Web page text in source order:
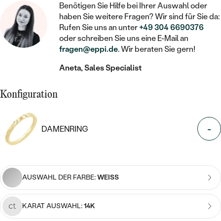
MIT FÜLLUNG
IM SET
LAB GROWN DIAMANTEN ZUM
EINFASSEN
FARBIGE DIAMANTEN ZUM EINFASSEN
MIT DIAMANT
MIT LAB GROWN DIAMANT
MIT FARBIGEN DIAMANTEN
MIT SCHWARZEN DIAMANTEN
SCHMUCK FÜR KINDER
BROSCHEN
SCHMUCKZUBEHÖR
NACH MATERIAL
GOLD
SILBER
PLATIN
NACH STEIN
DIAMANTSCHMUCK
KINDER
PIERCINGS
PERLENOHRRINGE
PREISWERTE
LUXURIÖSE
MEDAILLON
KETTEN
HERZKETTEN
MIT TIEREN
NACH EDELSTEIN
MIT DIAMANT
MIT EDELSTEIN
PERLENKETTEN
NACH PREIS
SIEGELRINGE
PERSONALISIERT
MIT DIAMANT
MIT EDELSTEIN
PERLENRINGE
NACH PREIS
PREISWERTE
Benötigen Sie Hilfe bei Ihrer Auswahl oder
haben Sie weitere Fragen? Wir sind für Sie da:
Rufen Sie uns an unter+49 304 6690376
oder schreiben Sie uns eine E-Mail an
fragen@eppi.de. Wir beraten Sie gern!
Aneta, Sales Specialist
Konfiguration
DAMENRING -
AUSWAHL DER FARBE:WEISS
KARAT AUSWAHL:14K